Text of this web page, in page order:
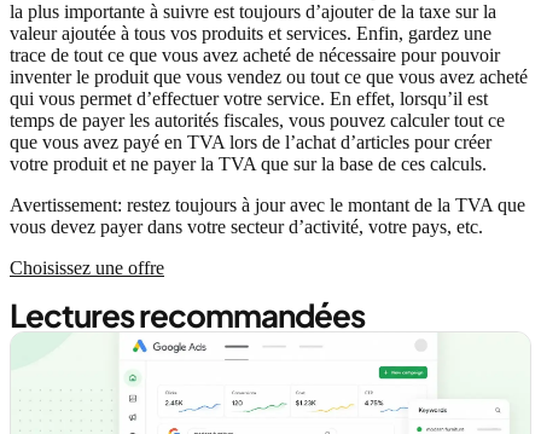
la plus importante à suivre est toujours d’ajouter de la taxe sur la
valeur ajoutée à tous vos produits et services. Enfin, gardez une
trace de tout ce que vous avez acheté de nécessaire pour pouvoir
inventer le produit que vous vendez ou tout ce que vous avez acheté
qui vous permet d’effectuer votre service. En effet, lorsqu’il est
temps de payer les autorités fiscales, vous pouvez calculer tout ce
que vous avez payé en TVA lors de l’achat d’articles pour créer
votre produit et ne payer la TVA que sur la base de ces calculs.
Avertissement: restez toujours à jour avec le montant de la TVA que
vous devez payer dans votre secteur d’activité, votre pays, etc.
Choisissez une offre
Lectures recommandées